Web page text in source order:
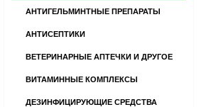
АНТИГЕЛЬМИНТНЫЕ ПРЕПАРАТЫ
АНТИСЕПТИКИ
ВЕТЕРИНАРНЫЕ АПТЕЧКИ И ДРУГОЕ
ВИТАМИННЫЕ КОМПЛЕКСЫ
ДЕЗИНФИЦИРУЮЩИЕ СРЕДСТВА